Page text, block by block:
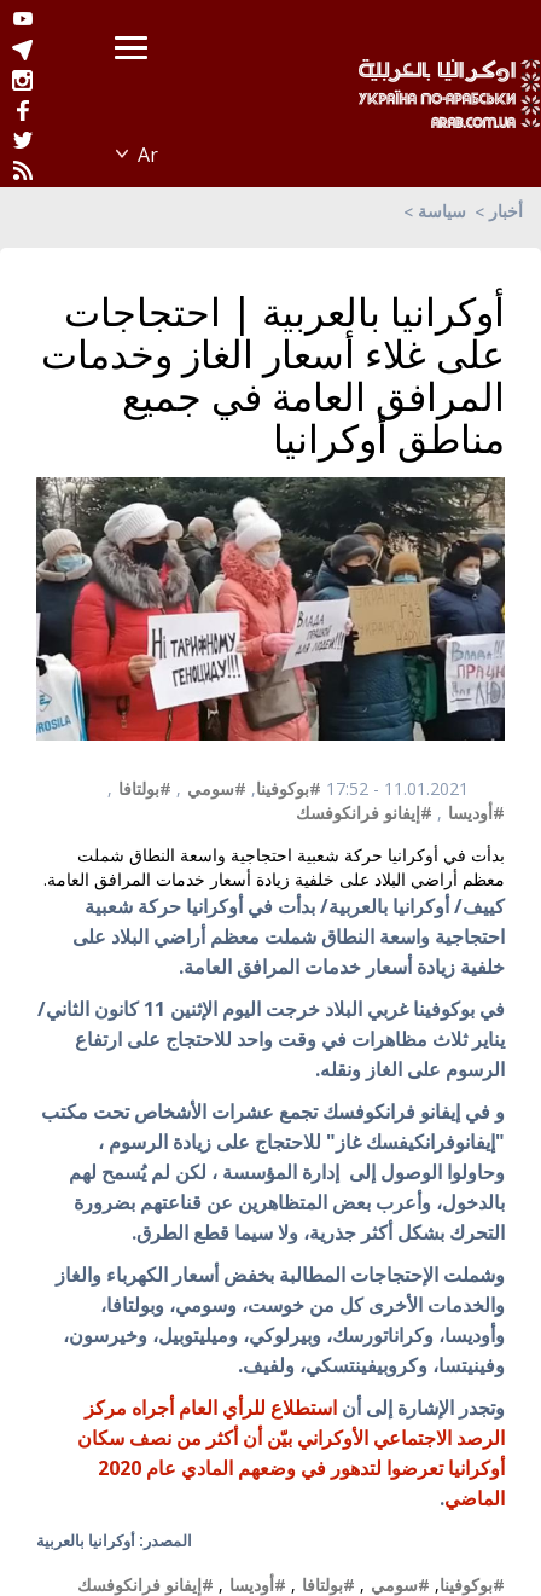
أخبار سياسة
أوكرانيا بالعربية | احتجاجات
على غلاء أسعار الغاز وخدمات
المرافق العامة في جميع
مناطق أوكرانيا
11.01.2021 - 17:52 #بوكوفينا, #سومي , #بولتافا ,
#أوديسا , #إيفانو فرانكوفسك
بدأت في أوكرانيا حركة شعبية احتجاجية واسعة النطاق شملت
معظم أراضي البلاد على خلفية زيادة أسعار خدمات المرافق العامة.
كييف/ أوكرانيا بالعربية/ بدأت في أوكرانيا حركة شعبية
احتجاجية واسعة النطاق شملت معظم أراضي البلاد على
خلفية زيادة أسعار خدمات المرافق العامة.
في بوكوفينا غربي البلاد خرجت اليوم الإثنين 11 كانون الثاني/
يناير ثلاث مظاهرات في وقت واحد للاحتجاج على ارتفاع
الرسوم على الغاز ونقله.
و في إيفانو فرانكوفسك تجمع عشرات الأشخاص تحت مكتب
"إيفانوفرانكيفسك غاز" للاحتجاج على زيادة الرسوم ،
وحاولوا الوصول إلى إدارة المؤسسة ، لكن لم يُسمح لهم
بالدخول، وأعرب بعض المتظاهرين عن قناعتهم بضرورة
التحرك بشكل أكثر جذرية، ولا سيما قطع الطرق.
وشملت الإحتجاجات المطالبة بخفض أسعار الكهرباء والغاز
والخدمات الأخرى كل من خوست، وسومي، وبولتافا،
وأوديسا، وكراناتورسك، وبيرلوكي، وميليتوبيل، وخيرسون،
وفينيتسا، وكروبيفينتسكي، ولفيف.
وتجدر الإشارة إلى أن استطلاع للرأي العام أجراه مركز
الرصد الاجتماعي الأوكراني بيّنأن أكثر من نصف سكان
أوكرانيا تعرضوا لتدهور في وضعهم المادي عام 2020
الماضي.
المصدر: أوكرانيا بالعربية
#بوكوفينا, #سومي , #بولتافا , #أوديسا , #إيفانو فرانكوفسك